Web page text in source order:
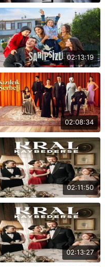
02:13:19
02:08:34
02:11:50
02:13:27